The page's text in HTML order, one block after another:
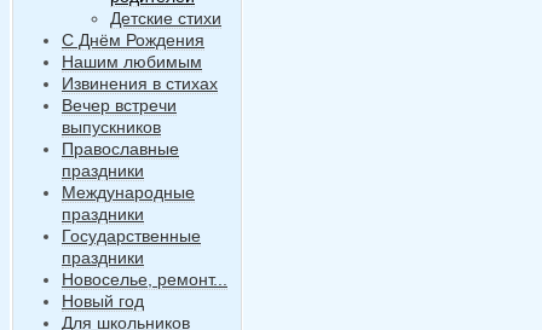
Детские стихи
С Днём Рождения
Нашим любимым
Извинения в стихах
Вечер встречи
выпускников
Православные
праздники
Международные
праздники
Государственные
праздники
Новоселье, ремонт...
Новый год
Для школьников